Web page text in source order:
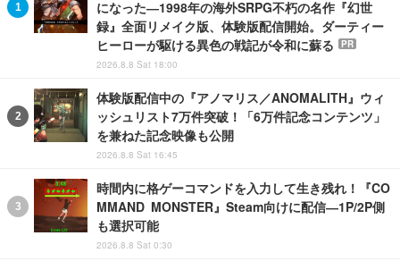
になった―1998年の海外SRPG不朽の名作『幻世
録』全面リメイク版、体験版配信開始。ダーティー
ヒーローが駆ける異色の戦記が令和に蘇る
PR
2026.8.8 Sat 18:00
体験版配信中の『アノマリス／ANOMALITH』ウィ
ッシュリスト7万件突破！「6万件記念コンテンツ」
を兼ねた記念映像も公開
2026.8.8 Sat 16:45
時間内に格ゲーコマンドを入力して生き残れ！『CO
MMAND MONSTER』Steam向けに配信―1P/2P側
も選択可能
2026.8.8 Sat 0:30